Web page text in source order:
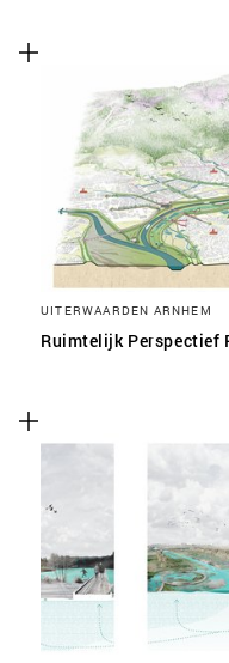
UITERWAARDEN ARNHEM
Ruimtelijk Perspectief